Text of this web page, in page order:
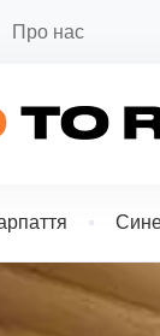
Про нас